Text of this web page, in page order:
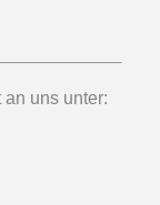
uns unter: